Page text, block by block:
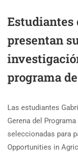
presentan
programa
Las estudiantes
Gerena del
seleccionadas para
Opportunities in